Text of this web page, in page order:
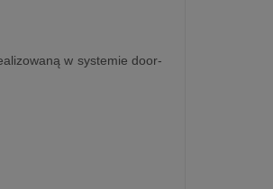
w systemie door-